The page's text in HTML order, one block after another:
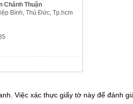
Chánh Thuận
Bình, Thủ Đức, Tp.hcm
Việc xác thực giấy tờ này để đánh